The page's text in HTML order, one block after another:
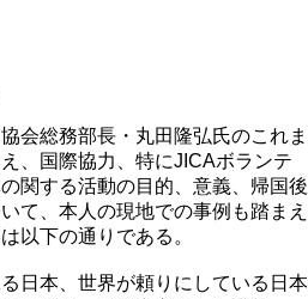
会総務部長・丸田隆弘氏のこれま
、国際協力、特にJICAボランテ
関する活動の目的、意義、帰国後
て、本人の現地での事例も踏まえ
以下の通りである。
日本、世界が頼りにしている日本